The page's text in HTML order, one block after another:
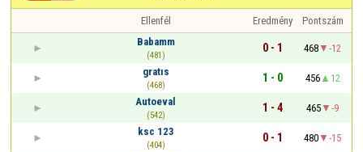
Ellenfél Eredmény
Pontszám
Babamm
(481)
0 - 1 468
-12
gratıs
(468)
1 - 0 456
12
Autoeval
(542)
1 - 4 465
-9
ksc 123
(404)
0 - 1 480
-15